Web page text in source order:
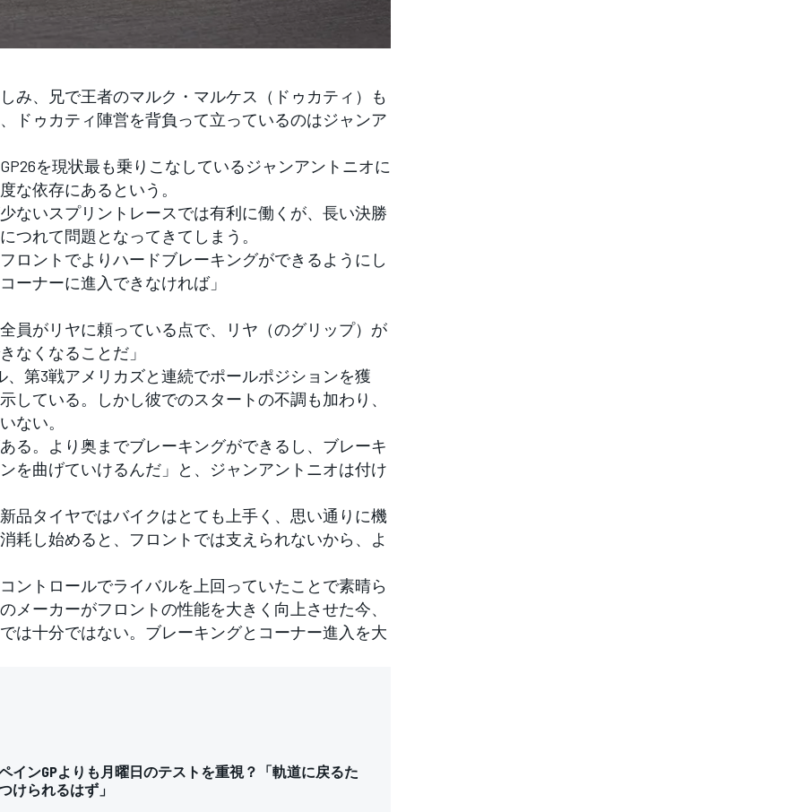
、兄で王者のマルク・マルケス（ドゥカティ）も
ドゥカティ陣営を背負って立っているのはジャンア
を現状最も乗りこなしているジャンアントニオに
な依存にあるという。
いスプリントレースでは有利に働くが、長い決勝
つれて問題となってきてしまう。
ロントでよりハードブレーキングができるようにし
ーナーに進入できなければ」
員がリヤに頼っている点で、リヤ（のグリップ）が
なくなることだ」
第3戦アメリカズと連続でポールポジションを獲
している。しかし彼でのスタートの不調も加わり、
ない。
る。より奥までブレーキングができるし、ブレーキ
を曲げていけるんだ」と、ジャンアントニオは付け
品タイヤではバイクはとても上手く、思い通りに機
耗し始めると、フロントでは支えられないから、よ
ントロールでライバルを上回っていたことで素晴ら
メーカーがフロントの性能を大きく向上させた今、
は十分ではない。ブレーキングとコーナー進入を大
インGPよりも月曜日のテストを重視？「軌道に戻るた
けられるはず」